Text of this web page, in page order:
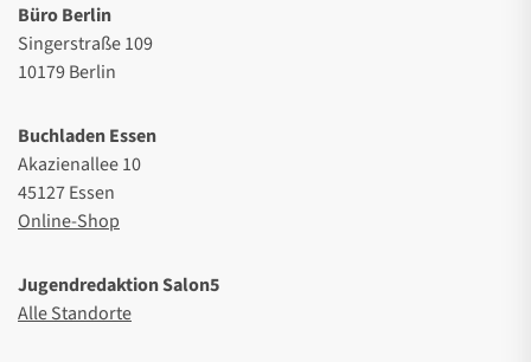
Büro Berlin
Singerstraße 109
10179 Berlin
Buchladen Essen
Akazienallee 10
45127 Essen
Online-Shop
Jugendredaktion Salon5
Alle Standorte